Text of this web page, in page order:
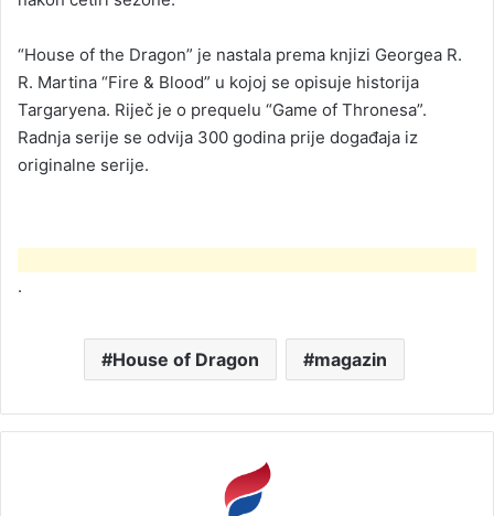
“House of the Dragon” je nastala prema knjizi Georgea R.
R. Martina “Fire & Blood” u kojoj se opisuje historija
Targaryena. Riječ je o prequelu “Game of Thronesa”.
Radnja serije se odvija 300 godina prije događaja iz
originalne serije.
.
House of Dragon magazin